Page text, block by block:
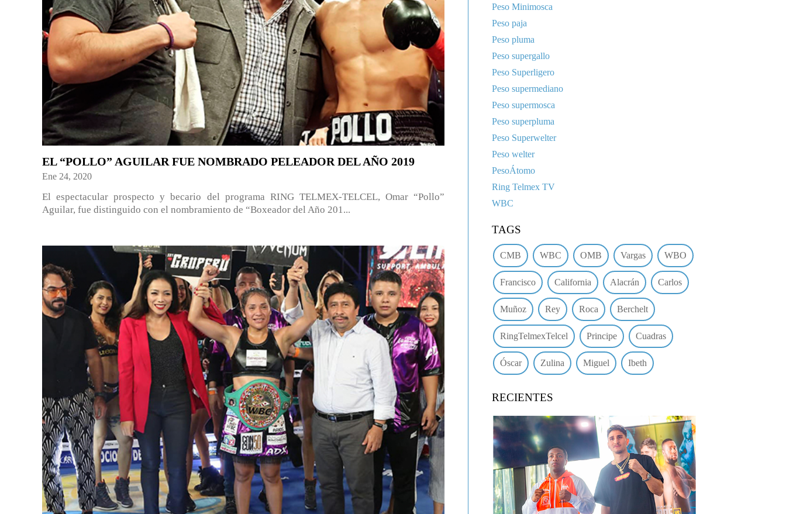
EL “POLLO” AGUILAR FUE NOMBRADO PELEADOR DEL AÑO 2019
Ene 24, 2020
El espectacular prospecto y becario del programa RING TELMEX-TELCEL, Omar “Pollo”
Aguilar, fue distinguido con el nombramiento de “Boxeador del Año 201...
Peso Minimosca
Peso paja
Peso pluma
Peso supergallo
Peso Superligero
Peso supermediano
Peso supermosca
Peso superpluma
Peso Superwelter
Peso welter
PesoÁtomo
Ring Telmex TV
WBC
TAGS
CMB WBC OMB Vargas WBO
Francisco California Alacrán Carlos
Muñoz Rey Roca Berchelt
RingTelmexTelcel Principe Cuadras
Óscar Zulina Miguel Ibeth
RECIENTES